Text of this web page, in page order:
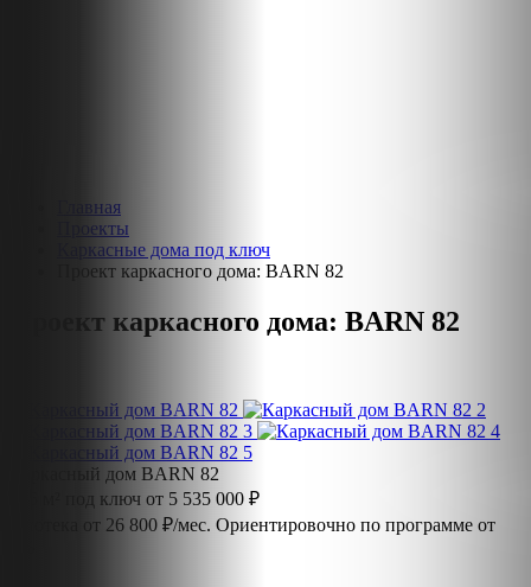
Главная
Проекты
Каркасные дома под ключ
Проект каркасного дома: BARN 82
Проект каркасного дома: BARN 82
Каркасный дом BARN 82
106 м² под ключ от 5 535 000 ₽
Ипотека от 26 800 ₽/мес. Ориентировочно по программе от